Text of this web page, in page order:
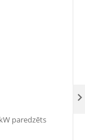
paredzēts